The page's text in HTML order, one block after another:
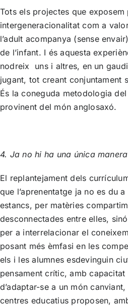
Tots els projectes que exposem
intergeneracionalitat com a
l’adult acompanya (sense
de l’infant. I és aquesta
nodreix uns i altres, en un
jugant, tot creant conjuntament
És la coneguda metodologia del
provinent del món anglosaxó.
4. Ja no hi ha una única
El replantejament dels
que l’aprenentatge ja no es du
estancs, per matèries
desconnectades entre elles,
per a interrelacionar el
posant més èmfasi en les
els i les alumnes esdevinguin
pensament crític, amb
d’adaptar-se a un món
centres educatius proposen,